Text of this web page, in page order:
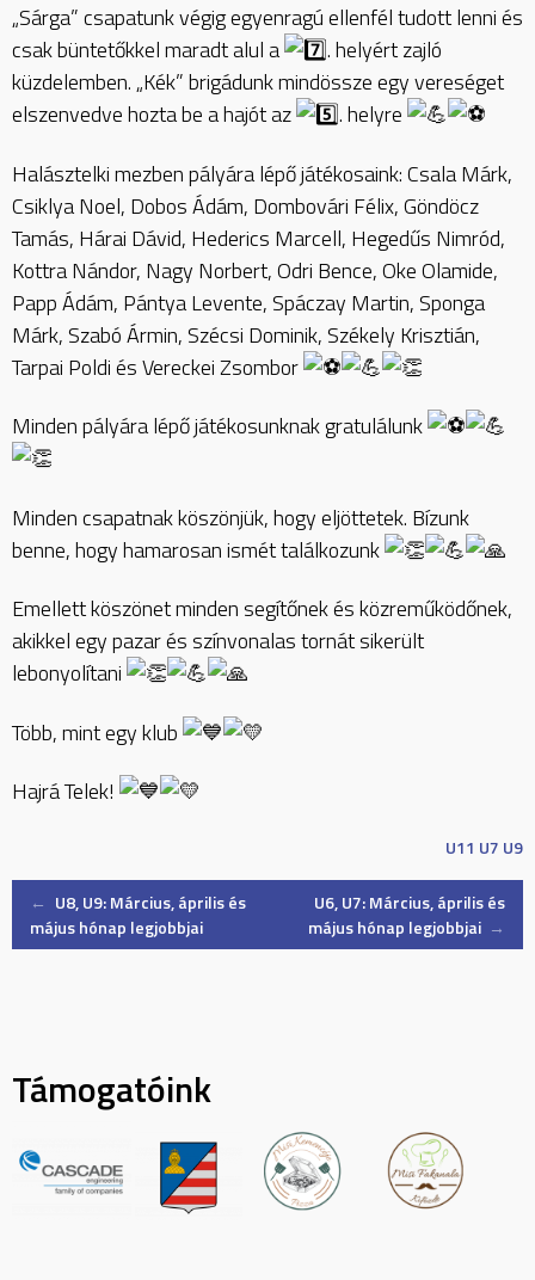
„Sárga” csapatunk végig egyenragú ellenfél tudott lenni és
csak büntetőkkel maradt alul a
. helyért zajló
küzdelemben. „Kék” brigádunk mindössze egy vereséget
elszenvedve hozta be a hajót az
. helyre
Halásztelki mezben pályára lépő játékosaink: Csala Márk,
Csiklya Noel, Dobos Ádám, Dombovári Félix, Göndöcz
Tamás, Hárai Dávid, Hederics Marcell, Hegedűs Nimród,
Kottra Nándor, Nagy Norbert, Odri Bence, Oke Olamide,
Papp Ádám, Pántya Levente, Spáczay Martin, Sponga
Márk, Szabó Ármin, Szécsi Dominik, Székely Krisztián,
Tarpai Poldi és Vereckei Zsombor
Minden pályára lépő játékosunknak gratulálunk
Minden csapatnak köszönjük, hogy eljöttetek. Bízunk
benne, hogy hamarosan ismét találkozunk
Emellett köszönet minden segítőnek és közreműködőnek,
akikkel egy pazar és színvonalas tornát sikerült
lebonyolítani
Több, mint egy klub
Hajrá Telek!
U11 U7 U9
Post
← U8, U9: Március, április és
május hónap legjobbjai
U6, U7: Március, április és
május hónap legjobbjai →
Támogatóink